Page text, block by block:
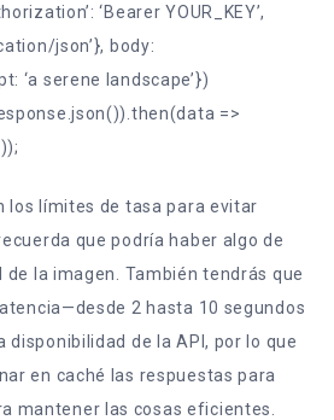
‘Bearer YOUR_KEY’,
json’}, body:
‘a serene landscape’})
=>
los límites de tasa para evitar
que podría haber algo de
de la imagen. También tendrás que
2 hasta 10 segundos
disponibilidad de la API, por lo que
en caché las respuestas para
mantener las cosas eficientes.